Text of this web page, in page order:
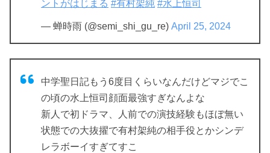
ントがはじまる #有村架純 #水上恒司
— 蝉時雨 (@semi_shi_gu_re) April 25, 2024
中学聖日記もう6度目くらいなんだけどマジでこ
の頃の水上恒司顔面最強すぎなんよな
新人で初ドラマ、人前での演技経験もほぼ無い
状態での大抜擢で有村架純の相手役とかシンデ
レラボーイすぎてすこ